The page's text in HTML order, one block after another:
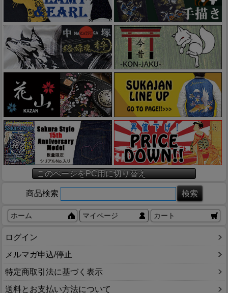
このページをPC用に切り替え
商品検索
ホーム マイページ カート
ログイン
メルマガ申込/停止
特定商取引法に基づく表示
送料とお支払い方法について